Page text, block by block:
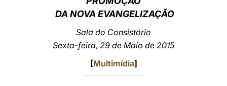
DA NOVA EVANGELIZAÇÃO
Sala do Consistório
Sexta-feira, 29 de Maio de 2015
[Multimídia]